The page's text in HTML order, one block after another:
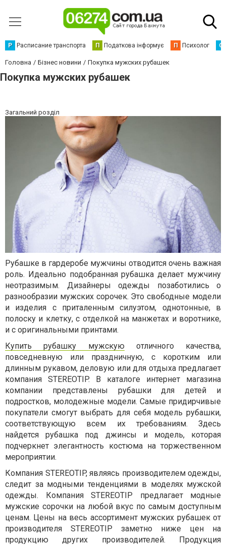
Р Расписание транспорта П Податкова інформує П Психолог С
Головна Бізнес новини Покупка мужских рубашек
Покупка мужских рубашек
Загальний розділ
Рубашке в гардеробе мужчины отводится очень важная
роль. Идеально подобранная рубашка делает мужчину
неотразимым. Дизайнеры одежды позаботились о
разнообразии мужских сорочек. Это свободные модели
и изделия с приталенным силуэтом, однотонные, в
полоску и клетку, с отделкой на манжетах и воротнике,
и с оригинальными принтами.
Купить рубашку мужскую отличного качества,
повседневную или праздничную, с коротким или
длинным рукавом, деловую или для отдыха предлагает
компания STEREOTIP. В каталоге интернет магазина
компании представлены рубашки для детей и
подростков, молодежные модели. Самые придирчивые
покупатели смогут выбрать для себя модель рубашки,
соответствующую всем их требованиям. Здесь
найдется рубашка под джинсы и модель, которая
подчеркнет элегантность костюма на торжественном
мероприятии.
Компания STEREOTIP, являясь производителем одежды,
следит за модными тенденциями в моделях мужской
одежды. Компания STEREOTIP предлагает модные
мужские сорочки на любой вкус по самым доступным
ценам. Цены на весь ассортимент мужских рубашек от
производителя STEREOTIP заметно ниже цен на
продукцию других производителей. Продукция